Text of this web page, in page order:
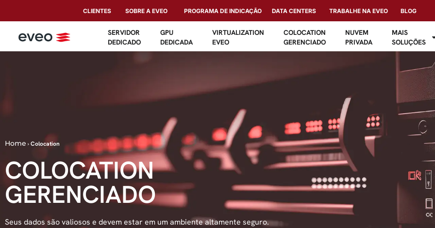
CLIENTES SOBRE A EVEO PROGRAMA DE INDICAÇÃO DATA CENTERS TRABALHE NA EVEO BLOG
SERVIDOR
DEDICADO
GPU
DEDICADA
VIRTUALIZATION
EVEO
COLOCATION
GERENCIADO
NUVEM
PRIVADA
MAIS
SOLUÇÕES
Home ›Colocation
COLOCATION
GERENCIADO
Seus dados são valiosos e devem estar em um ambiente altamente seguro.